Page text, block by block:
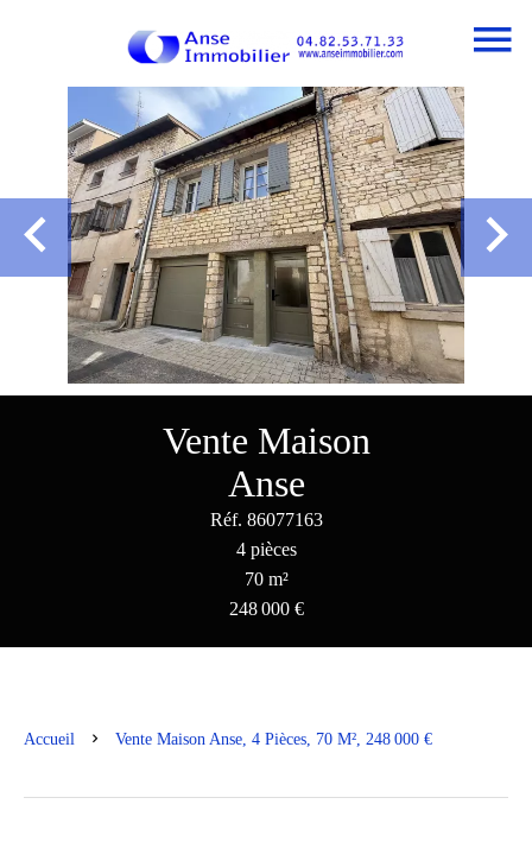
Vente Maison
Anse
Réf. 86077163
4 pièces
70 m²
248 000 €
Accueil Vente Maison Anse, 4 Pièces, 70 M², 248 000 €